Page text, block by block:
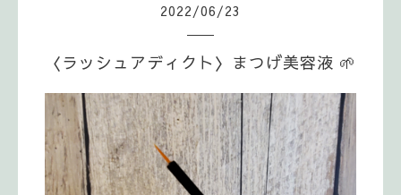
2022/06/23
〈ラッシュアディクト〉まつげ美容液 🌱